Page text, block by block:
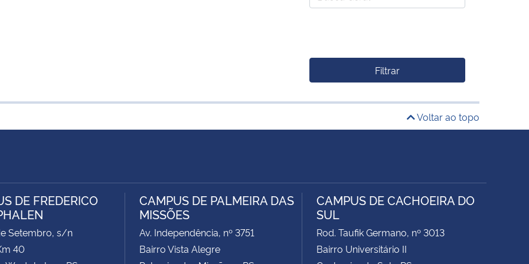
Filtrar
Voltar ao topo
DE FREDERICO
Setembro, s/n
40
CAMPUS DE PALMEIRA DAS
MISSÕES
Av. Independência, nº 3751
Bairro Vista Alegre
CAMPUS DE CACHOEIRA DO
SUL
Rod. Taufik Germano, nº 3013
Bairro Universitário II